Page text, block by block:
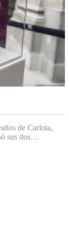
de Carlota,
sus dos…